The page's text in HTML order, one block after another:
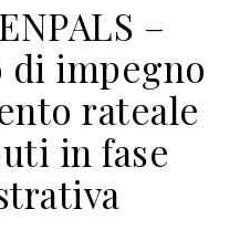
–
di impegno
rateale
in fase